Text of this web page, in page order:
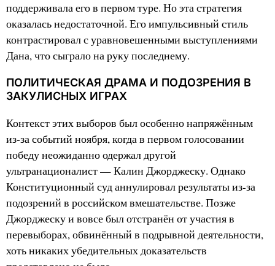
поддерживала его в первом туре. Но эта стратегия
оказалась недостаточной. Его импульсивный стиль
контрастировал с уравновешенными выступлениями
Дана, что сыграло на руку последнему.
ПОЛИТИЧЕСКАЯ ДРАМА И ПОДОЗРЕНИЯ В
ЗАКУЛИСНЫХ ИГРАХ
Контекст этих выборов был особенно напряжённым
из-за событий ноября, когда в первом голосовании
победу неожиданно одержал другой
ультранационалист — Калин Джорджеску. Однако
Конституционный суд аннулировал результаты из-за
подозрений в российском вмешательстве. Позже
Джорджеску и вовсе был отстранён от участия в
перевыборах, обвинённый в подрывной деятельности,
хоть никаких убедительных доказательств